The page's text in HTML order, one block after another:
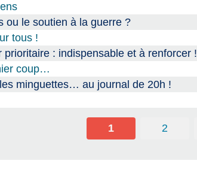
ou le soutien à la guerre ?
tous !
: indispensable et à renforcer !
coup…
minguettes… au journal de 20h !
1 2